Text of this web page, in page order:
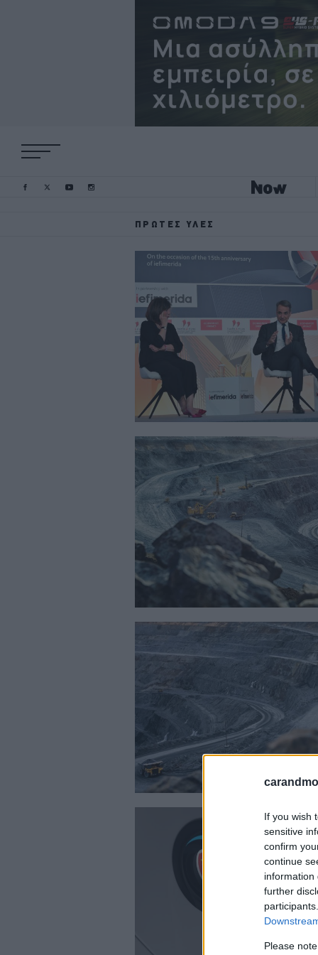
If you wish
sensitive
confirm
continue
information
further
Please
ΠΡΏΤΕΣ ΎΛΕΣ